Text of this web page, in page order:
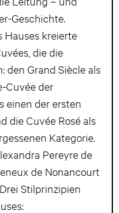
Geschichte.
Hauses kreierte
die die
den Grand Siècle als
Cuvée der
einen der ersten
die Cuvée Rosé als
Kategorie.
Pereyre de
de Nonancourt
Stilprinzipien